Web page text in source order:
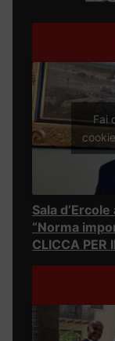
Fai
Sala
“Norma
CLICCA PER